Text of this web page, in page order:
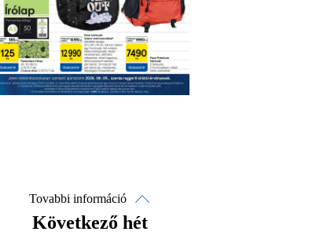
Érvényesség részletei
Tovabbi információ
Következő hét